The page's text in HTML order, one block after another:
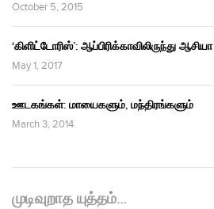
October 5, 2015
‘கிளிட்டோரிஸ்’: ஆப்பிரிக்காவிலிருந்து
May 1, 2017
ஊடகங்கள்: மாயைகளும், மந்திரங்களும்
March 3, 2014
முடிவுறாத யுத்தம்…